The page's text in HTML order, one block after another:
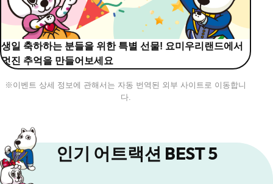
생일 축하하는 분들을 위한 특별 선물! 요미우리랜드에서
멋진 추억을 만들어보세요
※이벤트 상세 정보에 관해서는 자동 번역된 외부 사이트로 이동합니
다.
인기 어트랙션 BEST 5